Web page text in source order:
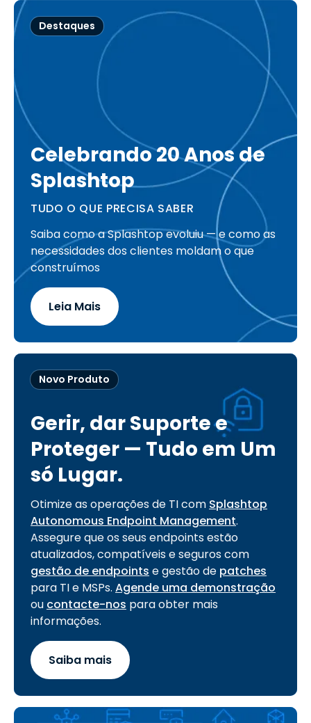
Destaques
Celebrando 20 Anos de
Splashtop
TUDO O QUE PRECISA SABER
Saiba como a Splashtop evoluiu — e como as
necessidades dos clientes moldam o que
construímos
Leia Mais
Novo Produto
Gerir, dar Suporte e
Proteger — Tudo em Um
só Lugar.
Otimize as operações de TI com Splashtop
Autonomous Endpoint Management.
Assegure que os seus endpoints estão
atualizados, compatíveis e seguros com
gestão de endpoints e gestão de patches
para TI e MSPs. Agende uma demonstração
ou contacte-nos para obter mais
informações.
Saiba mais